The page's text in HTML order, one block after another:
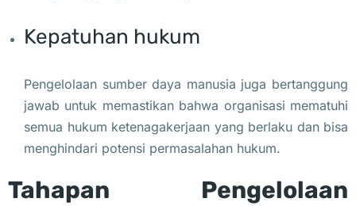
Kepatuhan hukum
Pengelolaan sumber daya manusia juga bertanggung
jawab untuk memastikan bahwa organisasi mematuhi
semua hukum ketenagakerjaan yang berlaku dan bisa
menghindari potensi permasalahan hukum.
Tahapan Pengelolaan